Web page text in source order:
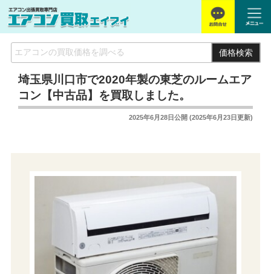
価格検索
埼玉県川口市で2020年製の東芝のルームエア
コン【中古品】を買取しました。
2025年6月28日公開 (2025年6月23日更新)